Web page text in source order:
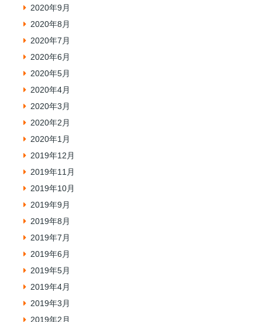
2020年9月
2020年8月
2020年7月
2020年6月
2020年5月
2020年4月
2020年3月
2020年2月
2020年1月
2019年12月
2019年11月
2019年10月
2019年9月
2019年8月
2019年7月
2019年6月
2019年5月
2019年4月
2019年3月
2019年2月